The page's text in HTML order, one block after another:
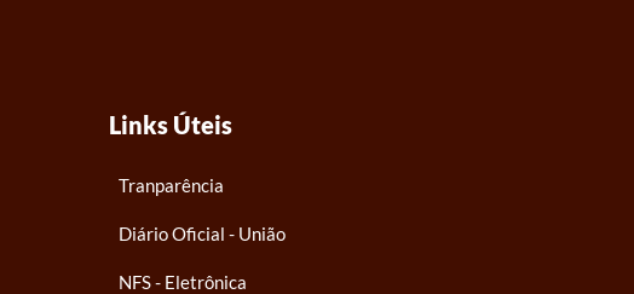
Links Úteis
Tranparência
Diário Oficial - União
NFS - Eletrônica